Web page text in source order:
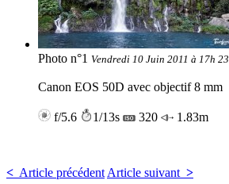
Photo n°1 Vendredi 10 Juin 2011 à 17h 23
Canon EOS 50D avec objectif 8 mm
f/5.6 1/13s 320 1.83m
< Article précédent Article suivant >